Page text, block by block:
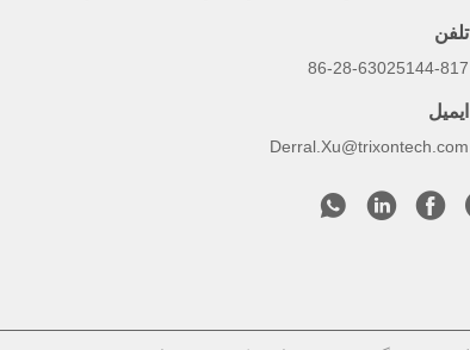
تلفن
86-28-63025144-817
ایمیل
Derral.Xu@trixontech.com